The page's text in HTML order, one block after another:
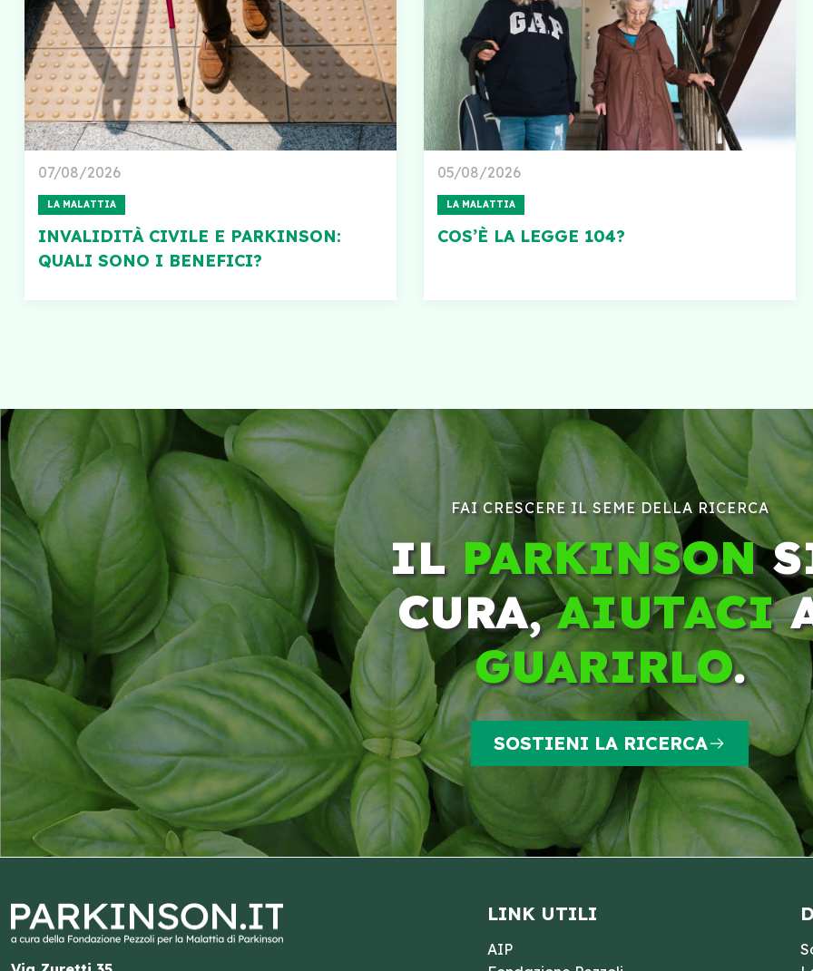
07/08/2026
LA MALATTIA
INVALIDITÀ CIVILE E PARKINSON:
QUALI SONO I BENEFICI?
05/08/2026
LA MALATTIA
COS’È LA LEGGE 104?
FAI CRESCERE IL SEME DELLA RICERCA
ILPARKINSON
CURA,AIUTACI
GUARIRLO.
SOSTIENI LA RICERCA
LINK UTILI
AIP